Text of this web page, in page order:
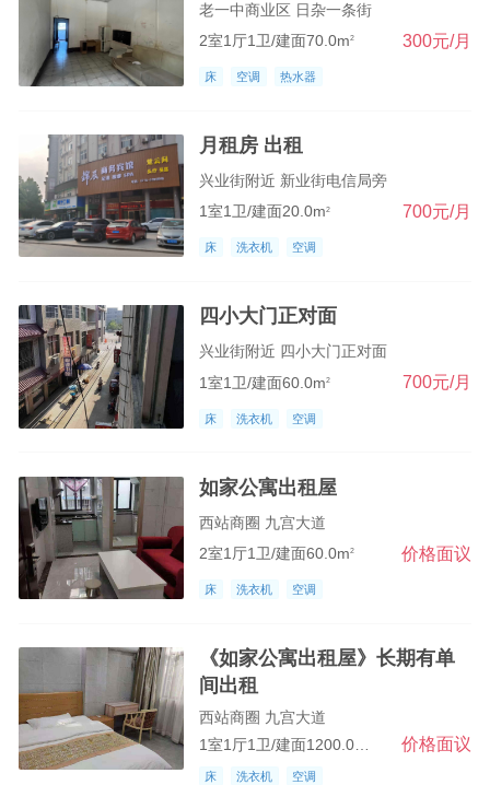
老一中商业区 日杂一条街
2室1厅1卫/建面70.0m2 300元/月
床 空调 热水器
月租房 出租
兴业街附近 新业街电信局旁
1室1卫/建面20.0m2 700元/月
床 洗衣机 空调
四小大门正对面
兴业街附近 四小大门正对面
1室1卫/建面60.0m2 700元/月
床 洗衣机 空调
如家公寓出租屋
西站商圈 九宫大道
2室1厅1卫/建面60.0m2 价格面议
床 洗衣机 空调
《如家公寓出租屋》长期有单
间出租
西站商圈 九宫大道
1室1厅1卫/建面1200.0m
价格面议
床 洗衣机 空调